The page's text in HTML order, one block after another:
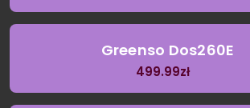
Greenso Dos260E
499.99zł